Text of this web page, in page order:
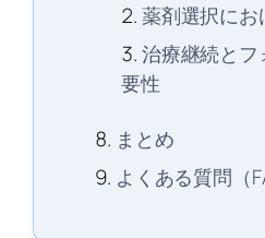
薬剤選択に
治療継続と
要性
まとめ
よくある質問（